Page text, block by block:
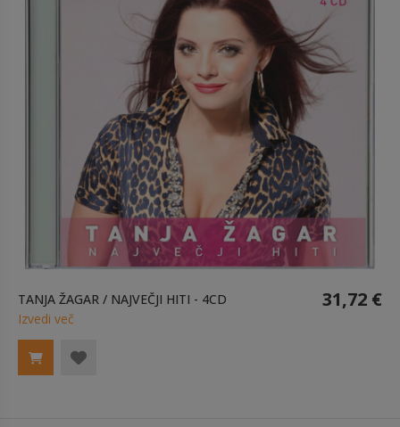
TANJA ŽAGAR / NAJVEČJI HITI - 4CD 31,72 €
Izvedi več